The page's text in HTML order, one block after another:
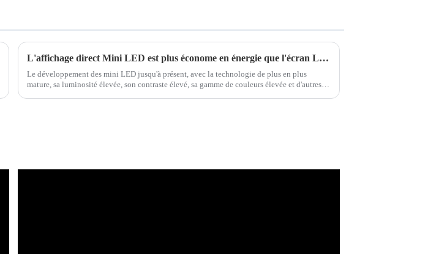
L'affichage direct Mini LED est plus économe en énergie que l'écran LCD
Le développement des mini LED jusqu'à présent, avec la technologie de plus en plus
mature, sa luminosité élevée, son contraste élevé, sa gamme de couleurs élevée et d'autres